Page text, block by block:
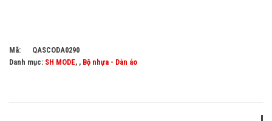
Mã:
QASCODA0290
Danh mục: SH MODE, , Bộ nhựa - Dàn áo